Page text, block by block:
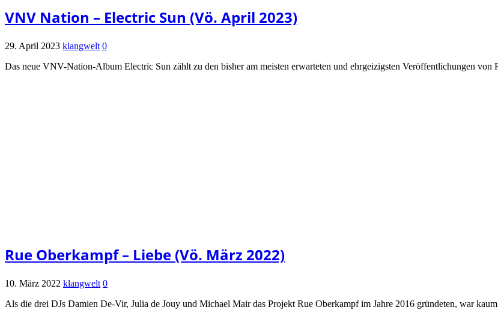
VNV Nation – Electric Sun (Vö. April 2023)
29. April 2023 klangwelt 0
Das neue VNV-Nation-Album Electric Sun zählt zu den bisher am meisten erwarteten und ehrgeizigsten Veröffentlichungen
Rue Oberkampf – Liebe (Vö. März 2022)
10. März 2022 klangwelt 0
Als die drei DJs Damien De-Vir, Julia de Jouy und Michael Mair das Projekt Rue Oberkampf im Jahre 2016 gründeten, war